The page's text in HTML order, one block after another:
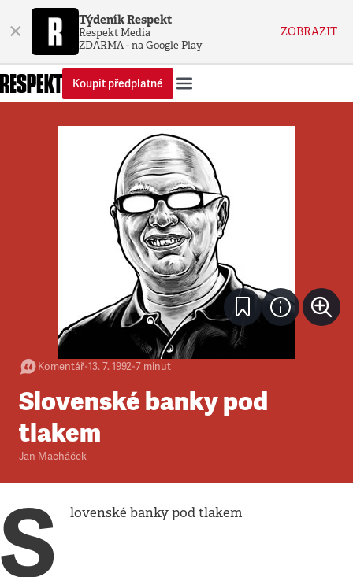
× Týdeník Respekt
Respekt Media
ZDARMA - na Google Play
ZOBRAZIT
Koupit předplatné
Komentář•13. 7. 1992•7 minut
Slovenské banky pod
tlakem
Jan Macháček
S lovenské banky pod tlakem